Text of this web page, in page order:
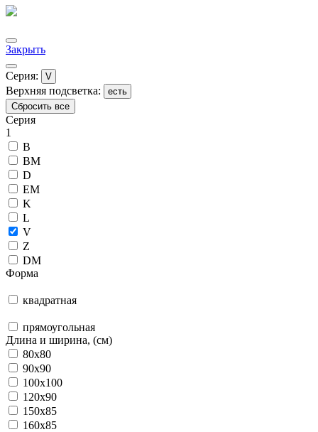
Закрыть
Серия: V
Верхняя подсветка:
есть
Сбросить все
Серия
1
B
BM
D
EM
K
L
V
Z
DM
Форма
квадратная
прямоугольная
Длина и ширина, (см)
80x80
90x90
100x100
120x90
150x85
160x85